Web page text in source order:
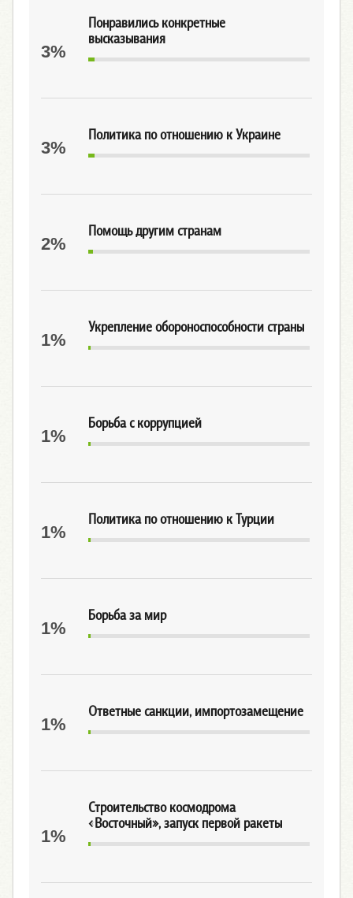
Понравились конкретные
высказывания
3%
Политика по отношению к Украине
3%
Помощь другим странам
2%
Укрепление обороноспособности страны
1%
Борьба с коррупцией
1%
Политика по отношению к Турции
1%
Борьба за мир
1%
Ответные санкции, импортозамещение
1%
Строительство космодрома
«Восточный», запуск первой ракеты
1%